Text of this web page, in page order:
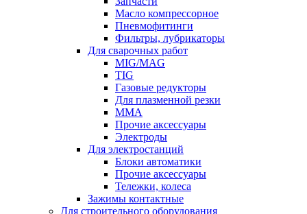
Масло компрессорное
Пневмофитинги
Фильтры, лубрикаторы
Для сварочных работ
MIG/MAG
TIG
Газовые редукторы
Для плазменной резки
ММА
Прочие аксессуары
Электроды
Для электростанций
Блоки автоматики
Прочие аксессуары
Тележки, колеса
Зажимы контактные
Для строительного оборудования